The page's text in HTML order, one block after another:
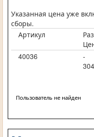
Указанная цена уже
сборы.
Артикул
40036
-
Пользователь не найден